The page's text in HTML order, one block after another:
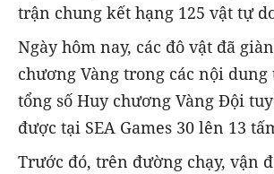
trận chung kết hạng 125 vật tự
Ngày hôm nay, các đô vật đã
chương Vàng trong các nội
tổng số Huy chương Vàng Đội
được tại SEA Games 30 lên 13
Trước đó, trên đường chạy, vận